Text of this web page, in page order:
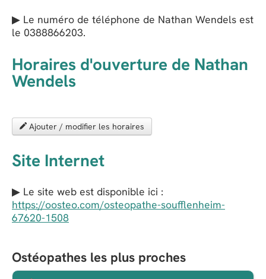
▶ Le numéro de téléphone de Nathan Wendels est
le 0388866203.
Horaires d'ouverture de Nathan
Wendels
Ajouter / modifier les horaires
Site Internet
▶ Le site web est disponible ici :
https://oosteo.com/osteopathe-soufflenheim-
67620-1508
Ostéopathes les plus proches